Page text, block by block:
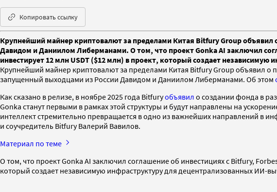
Копировать ссылку
Крупнейший майнер криптовалют за пределами Китая Bitfury Group
Давидом и Даниилом Либерманами. О том, что проект Gonka AI заключил
инвестирует 12 млн USDT ($12 млн) в проект, который создает
Крупнейший майнер криптовалют за пределами Китая Bitfury Group объявил о
запущенный выходцами из России Давидом и Даниилом Либерманами. Об этом
Как сказано в релизе, в ноябре 2025 года Bitfuryобъявил о создании фонда в
Gonka станут первыми в рамках этой структуры и будут направлены на
интеллект стремительно превращается в одно из важнейших направлений в
и соучредитель Bitfury Валерий Вавилов.
Материал по теме
О том, что проект Gonka AI заключил соглашение об инвестициях с Bitfury,
который создает независимую инфраструктуру для децентрализованных ИИ-